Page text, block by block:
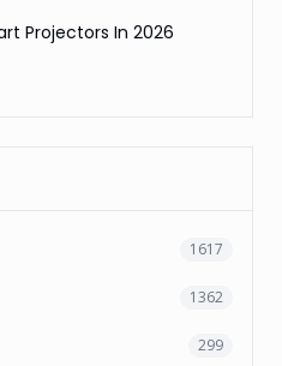
Projectors In 2026
1617
1362
299